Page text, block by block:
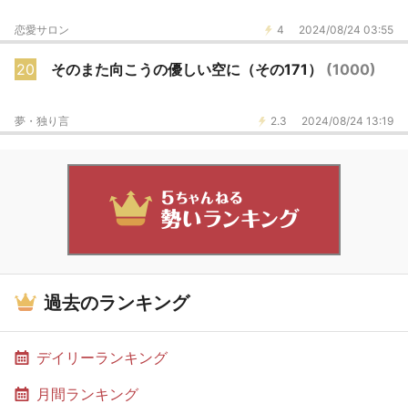
4 2024/08/24 03:55
恋愛サロン
20 そのまた向こうの優しい空に（その171） (1000)
2.3 2024/08/24 13:19
夢・独り言
過去のランキング
デイリーランキング
月間ランキング